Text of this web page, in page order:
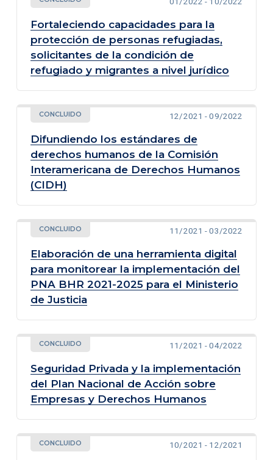
Fortaleciendo capacidades para la
protección de personas refugiadas,
solicitantes de la condición de
refugiado y migrantes a nivel jurídico
CONCLUIDO 12/2021 - 09/2022
Difundiendo los estándares de
derechos humanos de la Comisión
Interamericana de Derechos Humanos
(CIDH)
CONCLUIDO 11/2021 - 03/2022
Elaboración de una herramienta digital
para monitorear la implementación del
PNA BHR 2021-2025 para el Ministerio
de Justicia
CONCLUIDO 11/2021 - 04/2022
Seguridad Privada y la implementación
del Plan Nacional de Acción sobre
Empresas y Derechos Humanos
CONCLUIDO 10/2021 - 12/2021